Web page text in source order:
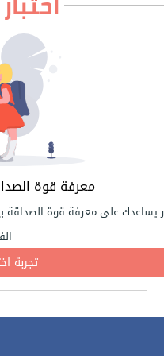
معرفة قوة
يساعدك على معرفة قوة الصداقة
تجربة